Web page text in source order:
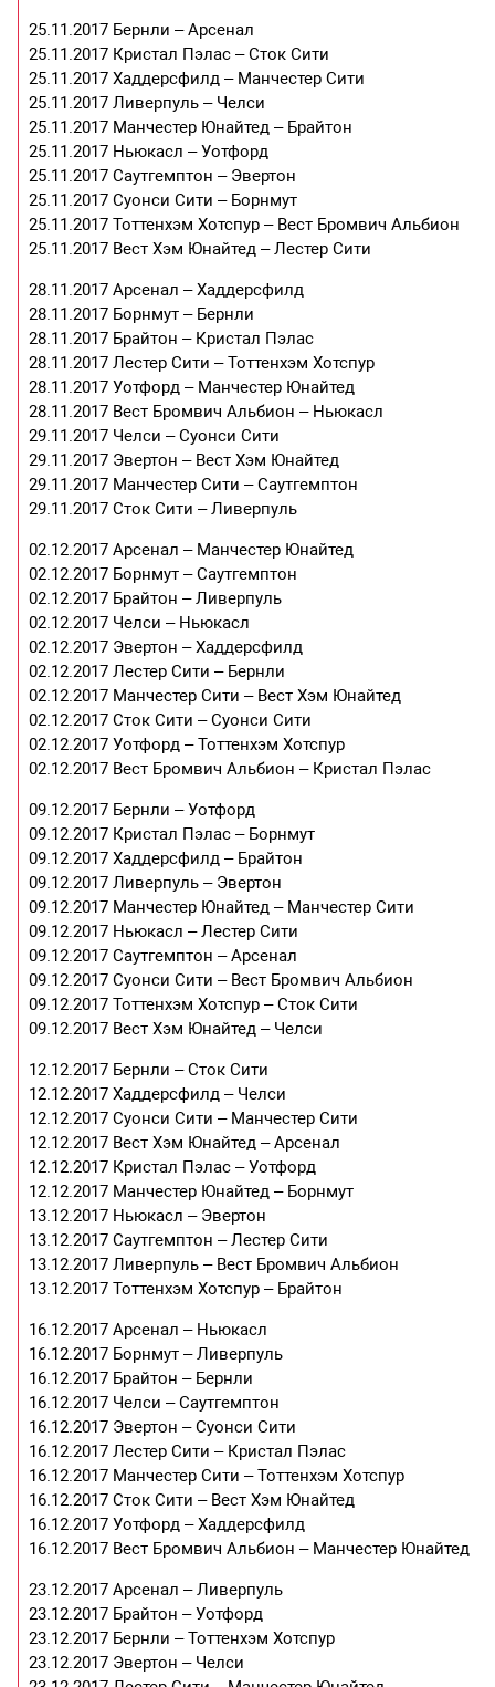
25.11.2017 Бернли – Арсенал
25.11.2017 Кристал Пэлас – Сток Сити
25.11.2017 Хаддерсфилд – Манчестер Сити
25.11.2017 Ливерпуль – Челси
25.11.2017 Манчестер Юнайтед – Брайтон
25.11.2017 Ньюкасл – Уотфорд
25.11.2017 Саутгемптон – Эвертон
25.11.2017 Суонси Сити – Борнмут
25.11.2017 Тоттенхэм Хотспур – Вест Бромвич Альбион
25.11.2017 Вест Хэм Юнайтед – Лестер Сити
28.11.2017 Арсенал – Хаддерсфилд
28.11.2017 Борнмут – Бернли
28.11.2017 Брайтон – Кристал Пэлас
28.11.2017 Лестер Сити – Тоттенхэм Хотспур
28.11.2017 Уотфорд – Манчестер Юнайтед
28.11.2017 Вест Бромвич Альбион – Ньюкасл
29.11.2017 Челси – Суонси Сити
29.11.2017 Эвертон – Вест Хэм Юнайтед
29.11.2017 Манчестер Сити – Саутгемптон
29.11.2017 Сток Сити – Ливерпуль
02.12.2017 Арсенал – Манчестер Юнайтед
02.12.2017 Борнмут – Саутгемптон
02.12.2017 Брайтон – Ливерпуль
02.12.2017 Челси – Ньюкасл
02.12.2017 Эвертон – Хаддерсфилд
02.12.2017 Лестер Сити – Бернли
02.12.2017 Манчестер Сити – Вест Хэм Юнайтед
02.12.2017 Сток Сити – Суонси Сити
02.12.2017 Уотфорд – Тоттенхэм Хотспур
02.12.2017 Вест Бромвич Альбион – Кристал Пэлас
09.12.2017 Бернли – Уотфорд
09.12.2017 Кристал Пэлас – Борнмут
09.12.2017 Хаддерсфилд – Брайтон
09.12.2017 Ливерпуль – Эвертон
09.12.2017 Манчестер Юнайтед – Манчестер Сити
09.12.2017 Ньюкасл – Лестер Сити
09.12.2017 Саутгемптон – Арсенал
09.12.2017 Суонси Сити – Вест Бромвич Альбион
09.12.2017 Тоттенхэм Хотспур – Сток Сити
09.12.2017 Вест Хэм Юнайтед – Челси
12.12.2017 Бернли – Сток Сити
12.12.2017 Хаддерсфилд – Челси
12.12.2017 Суонси Сити – Манчестер Сити
12.12.2017 Вест Хэм Юнайтед – Арсенал
12.12.2017 Кристал Пэлас – Уотфорд
12.12.2017 Манчестер Юнайтед – Борнмут
13.12.2017 Ньюкасл – Эвертон
13.12.2017 Саутгемптон – Лестер Сити
13.12.2017 Ливерпуль – Вест Бромвич Альбион
13.12.2017 Тоттенхэм Хотспур – Брайтон
16.12.2017 Арсенал – Ньюкасл
16.12.2017 Борнмут – Ливерпуль
16.12.2017 Брайтон – Бернли
16.12.2017 Челси – Саутгемптон
16.12.2017 Эвертон – Суонси Сити
16.12.2017 Лестер Сити – Кристал Пэлас
16.12.2017 Манчестер Сити – Тоттенхэм Хотспур
16.12.2017 Сток Сити – Вест Хэм Юнайтед
16.12.2017 Уотфорд – Хаддерсфилд
16.12.2017 Вест Бромвич Альбион – Манчестер Юнайтед
23.12.2017 Арсенал – Ливерпуль
23.12.2017 Брайтон – Уотфорд
23.12.2017 Бернли – Тоттенхэм Хотспур
23.12.2017 Эвертон – Челси